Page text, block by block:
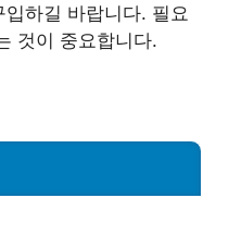
하길 바랍니다. 필요
것이 중요합니다.